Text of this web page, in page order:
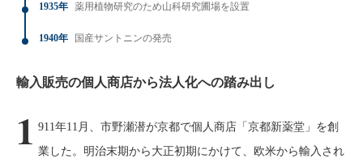
1935年 薬用植物研究のため山科研究圃場を設置
1940年 国産サントニンの発売
輸入販売の個人商店から法人化への踏み出し
1 911年11月、市野瀬潜が京都で個人商店「京都新薬堂」を創
業した。明治末期から大正初期にかけて、欧米から輸入され